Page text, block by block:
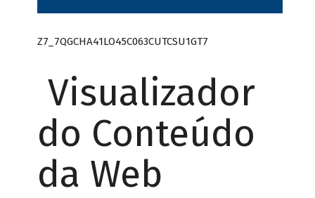
Z7_7QGCHA41LO45C063CUTCSU1GT7
Visualizador
do Conteúdo
da Web